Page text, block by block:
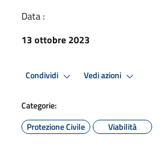
Data :
13 ottobre 2023
Condividi Vedi azioni
Categorie:
Protezione Civile
Viabilità